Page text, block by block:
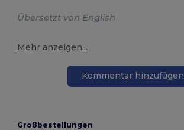
Übersetzt von English
Mehr anzeigen...
Kommentar hinzufügen
Großbestellungen